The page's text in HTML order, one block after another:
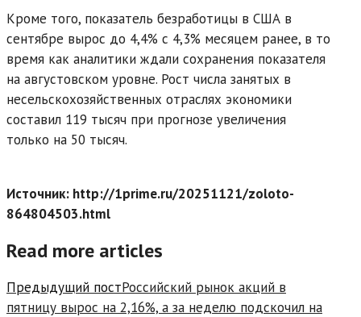
Кроме того, показатель безработицы в США в
сентябре вырос до 4,4% с 4,3% месяцем ранее, в то
время как аналитики ждали сохранения показателя
на августовском уровне. Рост числа занятых в
несельскохозяйственных отраслях экономики
составил 119 тысяч при прогнозе увеличения
только на 50 тысяч.
Источник: http://1prime.ru/20251121/zoloto-
864804503.html
Read more articles
Предыдущий постРоссийский рынок акций в
пятницу вырос на 2,16%, а за неделю подскочил на